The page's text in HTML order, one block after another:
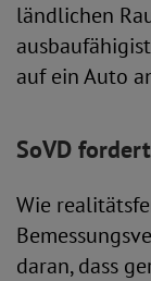
ländlichen
auf ein Auto
SoVD
Wie
daran, dass